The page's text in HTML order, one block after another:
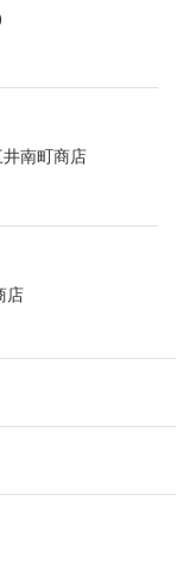
南町商店
店